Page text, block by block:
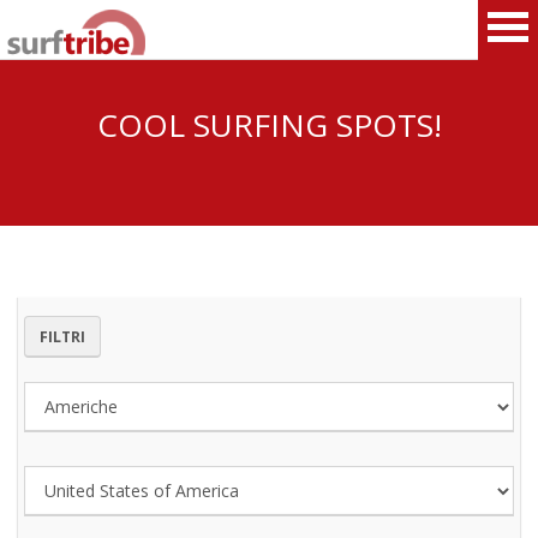
KITESURF
SUP
COOL SURFING SPOTS!
FILTRI